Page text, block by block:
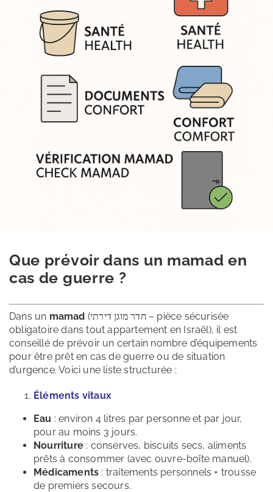
Contact
Que prévoir dans un mamad en
cas de guerre ?
Dans un mamad (חדר מוגן דירתי – pièce sécurisée
obligatoire dans tout appartement en Israël), il est
conseillé de prévoir un certain nombre d’équipements
pour être prêt en cas de guerre ou de situation
d’urgence. Voici une liste structurée :
Éléments vitaux
Eau : environ 4 litres par personne et par jour,
pour au moins 3 jours.
Nourriture: conserves, biscuits secs, aliments
prêts à consommer (avec ouvre-boîte manuel).
Médicaments : traitements personnels + trousse
de premiers secours.